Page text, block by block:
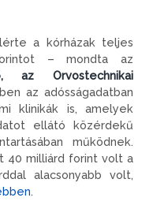
a kórházak teljes
– mondta az
az Orvostechnikai
az adósságadatban
klinikák is, amelyek
ellátó közérdekű
működnek.
40 milliárd forint volt a
alacsonyabb volt,
.